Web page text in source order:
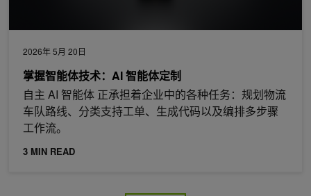
2026年 5月 20日
掌握智能体技术：AI 智能体定制
自主 AI 智能体 正承担着企业中的各种任务：规划物流
车队路线、分类支持工单、生成代码以及编排多步骤
工作流。
3 MIN READ